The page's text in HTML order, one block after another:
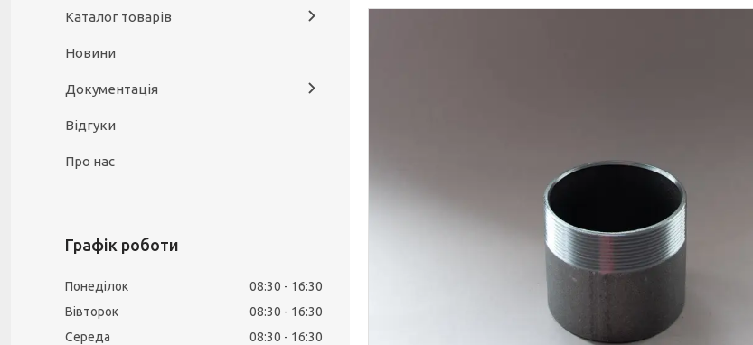
Каталог товарів
Новини
Документація
Відгуки
Про нас
Графік роботи
Понеділок 08:30
16:30
Вівторок
08:30
16:30
Середа
08:30
16:30